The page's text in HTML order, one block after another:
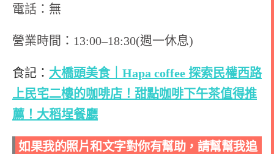
電話：無
營業時間：13:00–18:30(週一休息)
食記： 大橋頭美食｜Hapa coffee 探索民權西路
上民宅二樓的咖啡店！甜點咖啡下午茶值得推
薦！大稻埕餐廳
如果我的照片和文字對你有幫助，請幫幫我追